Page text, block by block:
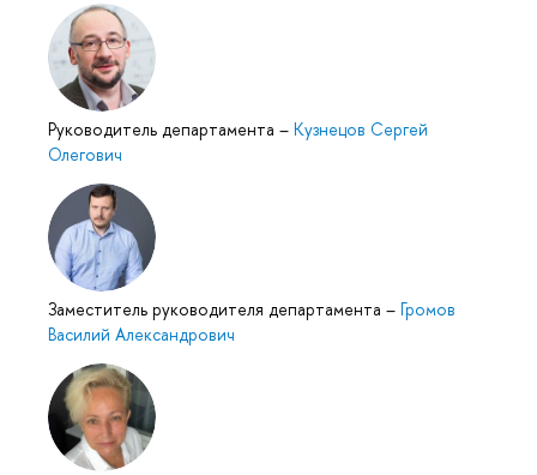
Руководитель департамента – Кузнецов Сергей
Олегович
Заместитель руководителя департамента – Громов
Василий Александрович